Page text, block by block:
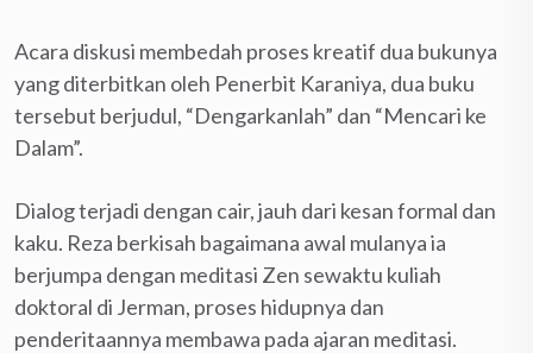
Acara diskusi membedah proses kreatif dua bukunya
yang diterbitkan oleh Penerbit Karaniya, dua buku
tersebut berjudul, “Dengarkanlah” dan “Mencari ke
Dalam”.
Dialog terjadi dengan cair, jauh dari kesan formal dan
kaku. Reza berkisah bagaimana awal mulanya ia
berjumpa dengan meditasi Zen sewaktu kuliah
doktoral di Jerman, proses hidupnya dan
penderitaannya membawa pada ajaran meditasi.